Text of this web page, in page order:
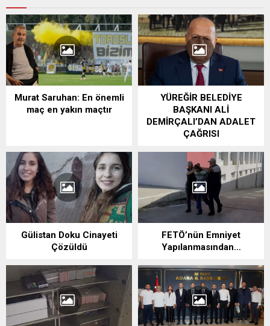
Murat Saruhan: En önemli
maç en yakın maçtır
YÜREĞİR BELEDİYE
BAŞKANI ALİ
DEMİRÇALI’DAN ADALET
ÇAĞRISI
Gülistan Doku Cinayeti
Çözüldü
FETÖ’nün Emniyet
Yapılanmasından…